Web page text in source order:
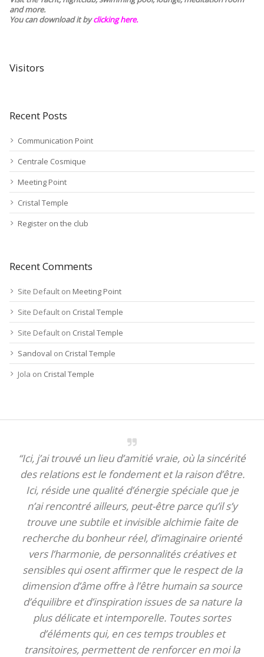
and more.
You can download it byclicking here.
Visitors
Recent Posts
Communication Point
Centrale Cosmique
Meeting Point
Cristal Temple
Register on the club
Recent Comments
Site Default on Meeting Point
Site Default on Cristal Temple
Site Default on Cristal Temple
Sandoval on Cristal Temple
Jola on Cristal Temple
“Ici, j’ai trouvé un lieu d’amitié vraie, où la sincérité
des relations est le fondement et la raison d’être.
Ici, réside une qualité d’énergie spéciale que je
n’ai rencontré ailleurs, peut-être parce qu’il s’y
trouve une subtile et invisible alchimie faite de
recherche du bonheur réel, d’imaginaire orienté
vers l’harmonie, de personnalités créatives et
sensibles qui osent affirmer que le respect de la
dimension d’âme offre à l’être humain sa source
d’équilibre et d’inspiration issues de sa nature la
plus délicate et intemporelle. Toutes sortes
d’éléments qui, en ces temps troubles et
transitoires, permettent de renforcer en moi la